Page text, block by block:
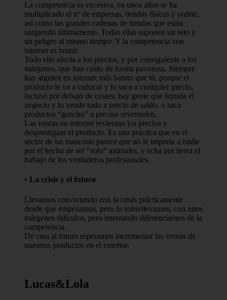
La competencia es excesiva, en unos años se ha
multiplicado el nº de empresas, tiendas físicas y online,
así como las grandes cadenas de tiendas que están
surgiendo últimamente. Todas ellas suponen un reto y
un peligro al mismo tiempo. Y la competencia con
internet es brutal.
Todo ello afecta a los precios, y por consiguiente a los
márgenes, que han caído de forma pavorosa. Siempre
hay alguien en internet más barato que tú, porque el
producto le va a caducar y lo saca a cualquier precio,
incluso por debajo de costes; hay gente que liquida el
negocio y lo vende todo a precio de saldo, o saca
productos “gancho” a precios reventados.
Las ventas en internet revientan los precios y
desprestigian el producto. Es una práctica que en el
sector de las mascotas parece que no le importa a nadie
por el hecho de ser “solo” animales, y echa por tierra el
trabajo de los verdaderos profesionales.
• La crisis y el futuro
Llevamos conviviendo con la crisis prácticamente
desde que empezamos, pero lo sobrellevamos, con unos
márgenes ridículos, pero intentando diferenciarnos de la
competencia.
De cara al futuro esperamos incrementar las ventas de
nuestros productos en el exterior.
Lucas&Lola